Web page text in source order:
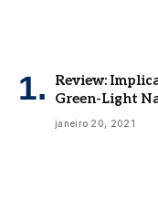
Review:
Green-Light
janeiro 20, 2021